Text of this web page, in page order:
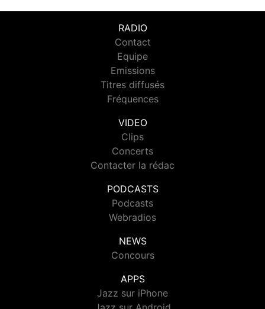
RADIO
Contact
Equipe
Emissions
Titres diffusés
Fréquences
VIDEO
Clips
Concerts
Contacter la rédac
PODCASTS
Podcasts
Webradios
NEWS
Concours
APPS
Jazz sur iPhone